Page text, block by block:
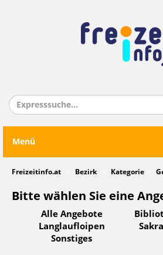
Menü
Freizeitinfo.at Bezirk Kategorie
Bitte wählen Sie eine
Alle Angebote
Langlaufloipen
Sonstiges